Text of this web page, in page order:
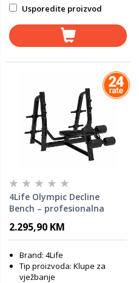
Usporedite proizvod
4Life Olympic Decline
Bench – profesionalna
2.295,90 KM
Brand: 4Life
Tip proizvoda: Klupe za
vježbanje